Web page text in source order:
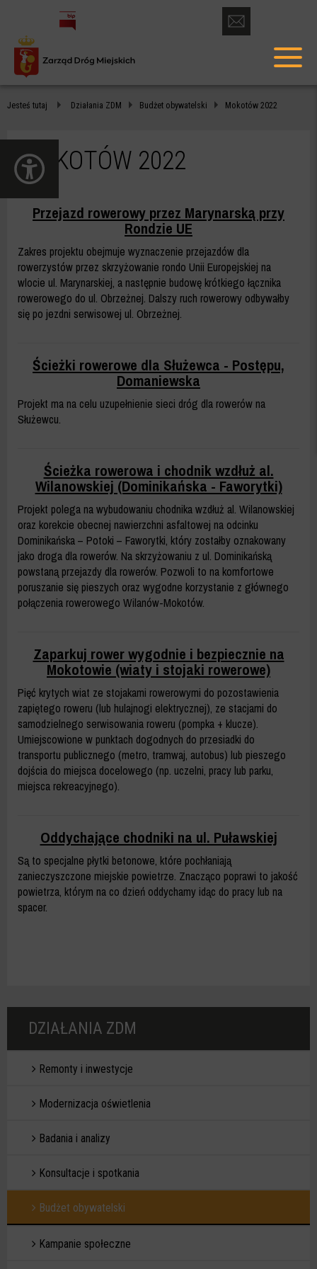
MOKOTÓW
-
ZDM
WARSZAWA
otwórz
formularz
kontaktowy
menu
Jesteś tutaj Działania ZDM Budżet obywatelski Mokotów 2022
MOKOTÓW 2022
Przejazd rowerowy przez Marynarską przy
Rondzie UE
Zakres projektu obejmuje wyznaczenie przejazdów dla
rowerzystów przez skrzyżowanie rondo Unii Europejskiej na
wlocie ul. Marynarskiej, a następnie budowę krótkiego łącznika
rowerowego do ul. Obrzeżnej. Dalszy ruch rowerowy odbywałby
się po jezdni serwisowej ul. Obrzeżnej.
Ścieżki rowerowe dla Służewca - Postępu,
Domaniewska
Projekt ma na celu uzupełnienie sieci dróg dla rowerów na
Służewcu.
Ścieżka rowerowa i chodnik wzdłuż al.
Wilanowskiej (Dominikańska - Faworytki)
Projekt polega na wybudowaniu chodnika wzdłuż al. Wilanowskiej
oraz korekcie obecnej nawierzchni asfaltowej na odcinku
Dominikańska – Potoki – Faworytki, który zostałby oznakowany
jako droga dla rowerów. Na skrzyżowaniu z ul. Dominikańską
powstaną przejazdy dla rowerów. Pozwoli to na komfortowe
poruszanie się pieszych oraz wygodne korzystanie z głównego
połączenia rowerowego Wilanów-Mokotów.
Zaparkuj rower wygodnie i bezpiecznie na
Mokotowie (wiaty i stojaki rowerowe)
Pięć krytych wiat ze stojakami rowerowymi do pozostawienia
zapiętego roweru (lub hulajnogi elektrycznej), ze stacjami do
samodzielnego serwisowania roweru (pompka + klucze).
Umiejscowione w punktach dogodnych do przesiadki do
transportu publicznego (metro, tramwaj, autobus) lub pieszego
dojścia do miejsca docelowego (np. uczelni, pracy lub parku,
miejsca rekreacyjnego).
Oddychające chodniki na ul. Puławskiej
Są to specjalne płytki betonowe, które pochłaniają
zanieczyszczone miejskie powietrze. Znacząco poprawi to jakość
powietrza, którym na co dzień oddychamy idąc do pracy lub na
spacer.
DZIAŁANIA ZDM
Remonty i inwestycje
Modernizacja oświetlenia
Badania i analizy
Konsultacje i spotkania
Budżet obywatelski
Kampanie społeczne
otwórz
panel